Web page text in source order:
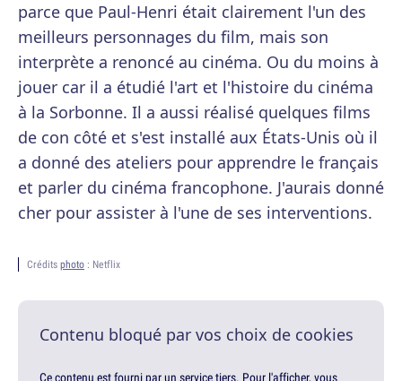
parce que Paul-Henri était clairement l'un des
meilleurs personnages du film, mais son
interprète a renoncé au cinéma. Ou du moins à
jouer car il a étudié l'art et l'histoire du cinéma
à la Sorbonne. Il a aussi réalisé quelques films
de con côté et s'est installé aux États-Unis où il
a donné des ateliers pour apprendre le français
et parler du cinéma francophone. J'aurais donné
cher pour assister à l'une de ses interventions.
Crédits photo : Netflix
Contenu bloqué par vos choix de cookies
Ce contenu est fourni par un service tiers. Pour l'afficher, vous